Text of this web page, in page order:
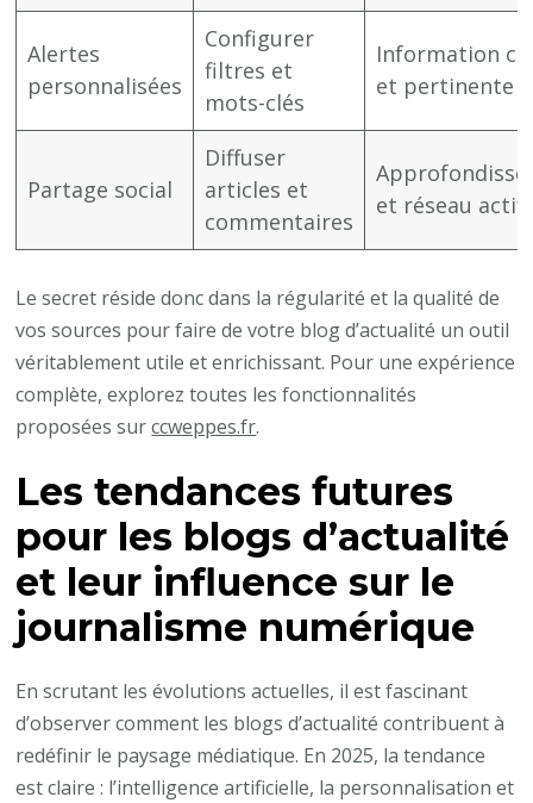
Alertes
personnalisées
Configurer
filtres et
mots-clés
Information
et pertinente
Partage social
Diffuser
articles et
commentaires
et réseau actif
Le secret réside donc dans la régularité et la qualité de
vos sources pour faire de votre blog d’actualité un outil
véritablement utile et enrichissant. Pour une expérience
complète, explorez toutes les fonctionnalités
proposées surccweppes.fr.
Les tendances futures
pour les blogs d’actualité
et leur influence sur le
journalisme numérique
En scrutant les évolutions actuelles, il est fascinant
d’observer comment les blogs d’actualité contribuent à
redéfinir le paysage médiatique. En 2025, la tendance
est claire : l’intelligence artificielle, la personnalisation et